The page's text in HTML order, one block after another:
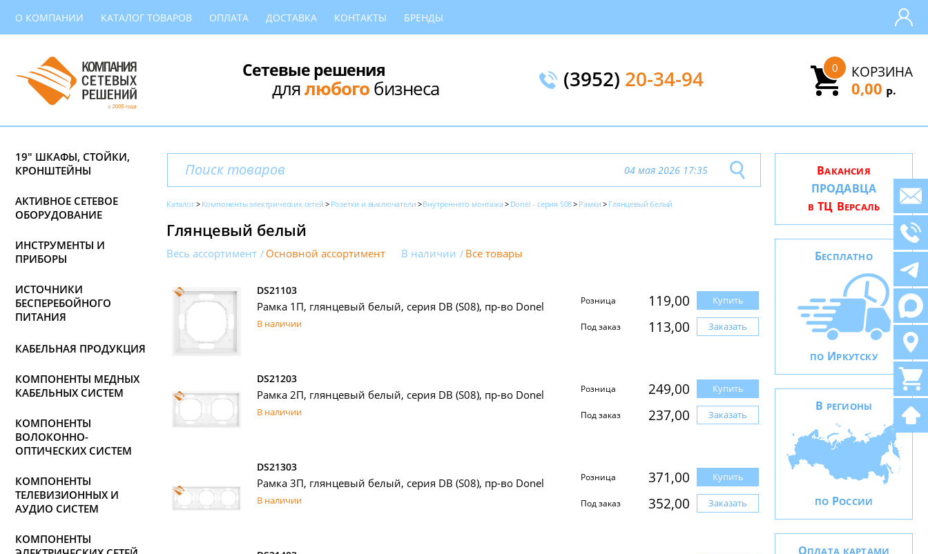
О КОМПАНИИ КАТАЛОГ ТОВАРОВ ОПЛАТА ДОСТАВКА КОНТАКТЫ БРЕНДЫ
Сетевые решения
длялюбогобизнеса (3952) 20-34-94 КОРЗИНА
0
0,00 Р.
19" ШКАФЫ, СТОЙКИ,
КРОНШТЕЙНЫ
АКТИВНОЕ СЕТЕВОЕ
ОБОРУДОВАНИЕ
ИНСТРУМЕНТЫ И
ПРИБОРЫ
ИСТОЧНИКИ
БЕСПЕРЕБОЙНОГО
ПИТАНИЯ
КАБЕЛЬНАЯ ПРОДУКЦИЯ
КОМПОНЕНТЫ МЕДНЫХ
КАБЕЛЬНЫХ СИСТЕМ
КОМПОНЕНТЫ
ВОЛОКОННО-
ОПТИЧЕСКИХ СИСТЕМ
КОМПОНЕНТЫ
ТЕЛЕВИЗИОННЫХ И
АУДИО СИСТЕМ
КОМПОНЕНТЫ
04 мая 2026 17:35
Каталог Компоненты электрических сетей Розетки и выключатели Внутреннего монтажа Donel - серия S08 Рамки Глянцевый белый
Глянцевый белый
Весь ассортимент Основной ассортимент В наличии Все товары
DS21103
Рамка 1П, глянцевый белый, серия DB (S08), пр-во Donel
В наличии
Розница 119,00 Купить
Под заказ 113,00 Заказать
DS21203
Рамка 2П, глянцевый белый, серия DB (S08), пр-во Donel
В наличии
Розница 249,00 Купить
Под заказ 237,00 Заказать
DS21303
Рамка 3П, глянцевый белый, серия DB (S08), пр-во Donel
В наличии
Розница 371,00 Купить
Под заказ 352,00 Заказать
ВАКАНСИЯ
ПРОДАВЦА
В ТЦ ВЕРСАЛЬ
БЕСПЛАТНО
ПО ИРКУТСКУ
В РЕГИОНЫ
ПО РОССИИ
ОПЛАТА КАРТАМИ